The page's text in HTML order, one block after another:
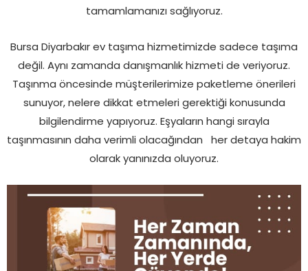
tamamlamanızı sağlıyoruz.
Bursa Diyarbakır ev taşıma hizmetimizde sadece taşıma
değil. Aynı zamanda danışmanlık hizmeti de veriyoruz.
Taşınma öncesinde müşterilerimize paketleme önerileri
sunuyor, nelere dikkat etmeleri gerektiği konusunda
bilgilendirme yapıyoruz. Eşyaların hangi sırayla
taşınmasının daha verimli olacağından her detaya hakim
olarak yanınızda oluyoruz.